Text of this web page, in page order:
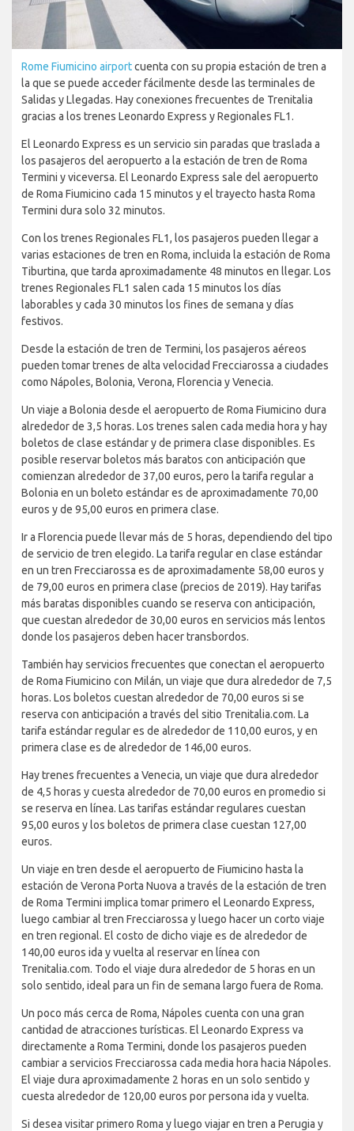
Rome Fiumicino airportcuenta con su propia estación de tren a
la que se puede acceder fácilmente desde las terminales de
Salidas y Llegadas. Hay conexiones frecuentes de Trenitalia
gracias a los trenes Leonardo Express y Regionales FL1.
El Leonardo Express es un servicio sin paradas que traslada a
los pasajeros del aeropuerto a la estación de tren de Roma
Termini y viceversa. El Leonardo Express sale del aeropuerto
de Roma Fiumicino cada 15 minutos y el trayecto hasta Roma
Termini dura solo 32 minutos.
Con los trenes Regionales FL1, los pasajeros pueden llegar a
varias estaciones de tren en Roma, incluida la estación de Roma
Tiburtina, que tarda aproximadamente 48 minutos en llegar. Los
trenes Regionales FL1 salen cada 15 minutos los días
laborables y cada 30 minutos los fines de semana y días
festivos.
Desde la estación de tren de Termini, los pasajeros aéreos
pueden tomar trenes de alta velocidad Frecciarossa a ciudades
como Nápoles, Bolonia, Verona, Florencia y Venecia.
Un viaje a Bolonia desde el aeropuerto de Roma Fiumicino dura
alrededor de 3,5 horas. Los trenes salen cada media hora y hay
boletos de clase estándar y de primera clase disponibles. Es
posible reservar boletos más baratos con anticipación que
comienzan alrededor de 37,00 euros, pero la tarifa regular a
Bolonia en un boleto estándar es de aproximadamente 70,00
euros y de 95,00 euros en primera clase.
Ir a Florencia puede llevar más de 5 horas, dependiendo del tipo
de servicio de tren elegido. La tarifa regular en clase estándar
en un tren Frecciarossa es de aproximadamente 58,00 euros y
de 79,00 euros en primera clase (precios de 2019). Hay tarifas
más baratas disponibles cuando se reserva con anticipación,
que cuestan alrededor de 30,00 euros en servicios más lentos
donde los pasajeros deben hacer transbordos.
También hay servicios frecuentes que conectan el aeropuerto
de Roma Fiumicino con Milán, un viaje que dura alrededor de 7,5
horas. Los boletos cuestan alrededor de 70,00 euros si se
reserva con anticipación a través del sitio Trenitalia.com. La
tarifa estándar regular es de alrededor de 110,00 euros, y en
primera clase es de alrededor de 146,00 euros.
Hay trenes frecuentes a Venecia, un viaje que dura alrededor
de 4,5 horas y cuesta alrededor de 70,00 euros en promedio si
se reserva en línea. Las tarifas estándar regulares cuestan
95,00 euros y los boletos de primera clase cuestan 127,00
euros.
Un viaje en tren desde el aeropuerto de Fiumicino hasta la
estación de Verona Porta Nuova a través de la estación de tren
de Roma Termini implica tomar primero el Leonardo Express,
luego cambiar al tren Frecciarossa y luego hacer un corto viaje
en tren regional. El costo de dicho viaje es de alrededor de
140,00 euros ida y vuelta al reservar en línea con
Trenitalia.com. Todo el viaje dura alrededor de 5 horas en un
solo sentido, ideal para un fin de semana largo fuera de Roma.
Un poco más cerca de Roma, Nápoles cuenta con una gran
cantidad de atracciones turísticas. El Leonardo Express va
directamente a Roma Termini, donde los pasajeros pueden
cambiar a servicios Frecciarossa cada media hora hacia Nápoles.
El viaje dura aproximadamente 2 horas en un solo sentido y
cuesta alrededor de 120,00 euros por persona ida y vuelta.
Si desea visitar primero Roma y luego viajar en tren a Perugia y